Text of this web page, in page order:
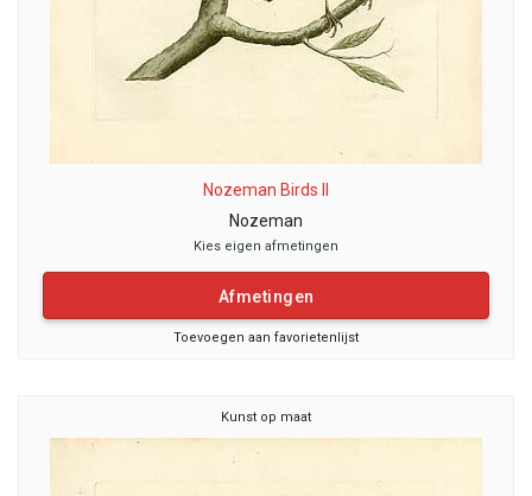
Nozeman Birds II
Nozeman
Kies eigen afmetingen
Afmetingen
Toevoegen aan favorietenlijst
Kunst op maat